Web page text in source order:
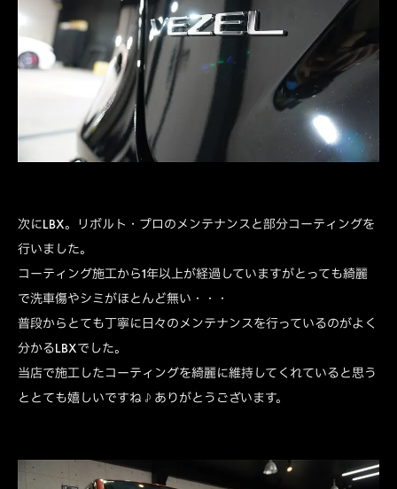
次にLBX。リボルト・プロのメンテナンスと部分コーティングを
行いました。
コーティング施工から1年以上が経過していますがとっても綺麗
で洗車傷やシミがほとんど無い・・・
普段からとても丁寧に日々のメンテナンスを行っているのがよく
分かるLBXでした。
当店で施工したコーティングを綺麗に維持してくれていると思う
ととても嬉しいですね♪ありがとうございます。